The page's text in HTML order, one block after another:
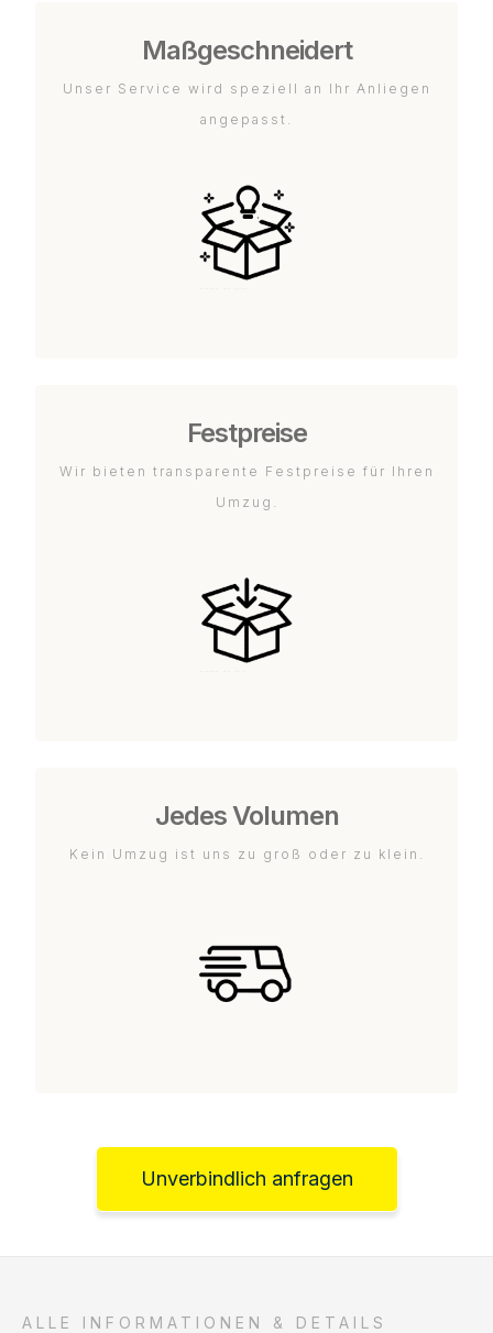
Maßgeschneidert
Unser Service wird speziell an Ihr Anliegen
angepasst.
Festpreise
Wir bieten transparente Festpreise für Ihren
Umzug.
Jedes Volumen
Kein Umzug ist uns zu groß oder zu klein.
Unverbindlich anfragen
ALLE INFORMATIONEN & DETAILS